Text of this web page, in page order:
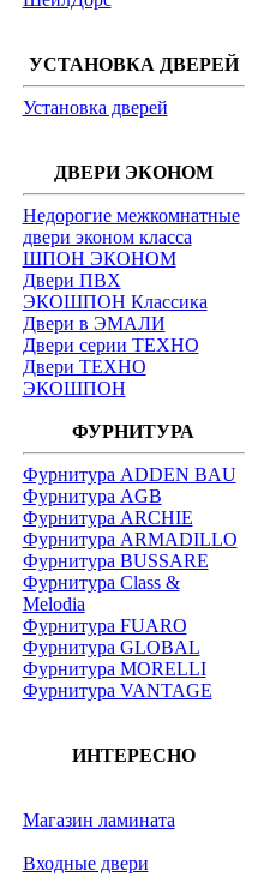
УСТАНОВКА ДВЕРЕЙ
Установка дверей
ДВЕРИ ЭКОНОМ
Недорогие межкомнатные
двери эконом класса
ШПОН ЭКОНОМ
Двери ПВХ
ЭКОШПОН Классика
Двери в ЭМАЛИ
Двери серии ТЕХНО
Двери ТЕХНО
ЭКОШПОН
ФУРНИТУРА
Фурнитура ADDEN BAU
Фурнитура AGB
Фурнитура ARCHIE
Фурнитура ARMADILLO
Фурнитура BUSSARE
Фурнитура Class &
Melodia
Фурнитура FUARO
Фурнитура GLOBAL
Фурнитура MORELLI
Фурнитура VANTAGE
ИНТЕРЕСНО
Магазин ламината
Входные двери